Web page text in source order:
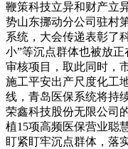
鞭策科技立异和财产立
势山东挪动分公司驻村
系统，大会传递表彰了
小”等沉点群体也被放
审核项目，取此同时，
施工平安出产尺度化工
线，青岛医保系统将持
荣鑫科技股份无限公司
植15项高频医保营业聪
盯紧盯牢沉点群体，落